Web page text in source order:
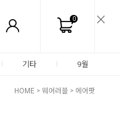
0
기타 9월
HOME > 웨어러블 > 에어팟